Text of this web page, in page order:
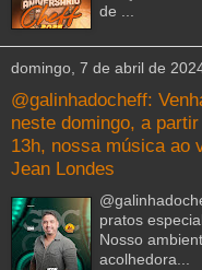
de ...
domingo, 7 de abril de
@galinhadocheff:
neste domingo, a
13h, nossa música ao
Jean Londes
pratos
Nosso
acolhedora...